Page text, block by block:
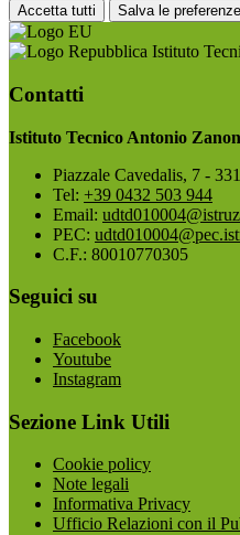
Accetta tutti Salva le preferenze
Istituto
Contatti
Istituto Tecnico Antonio Zanon
Piazzale Cavedalis, 7 -
Tel: +39 0432 503 944
Email:
PEC:
C.F.: 80010770305
Seguici su
Facebook
Youtube
Instagram
Sezione Link Utili
Cookie policy
Note legali
Informativa Privacy
Ufficio Relazioni con il